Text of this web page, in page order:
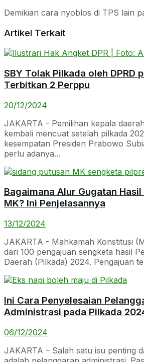
Demikian cara nyoblos di TPS lain
Artikel Terkait
SBY Tolak Pilkada oleh DPRD
Terbitkan 2 Perppu
20/12/2024
JAKARTA - Pemilihan kepala
kembali mencuat setelah pilkada
kesempatan Presiden Prabowo
perlu adanya...
Bagaimana Alur Gugatan
MK? Ini Penjelasannya
13/12/2024
JAKARTA - Mahkamah Konstitusi
dari 100 pengajuan sengketa hasil
Daerah (Pilkada) 2024. Pengajuan
Ini Cara Penyelesaian
Administrasi pada Pilkada
06/12/2024
JAKARTA – Salah satu isu penting